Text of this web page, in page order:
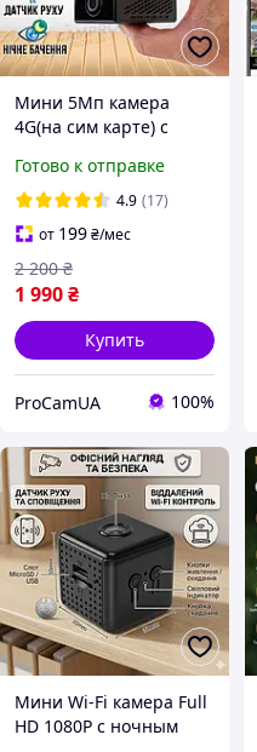
Мини 5Мп камера
4G(на сим карте) с
3000мАч
Готово к отправке
4.9 (17)
от 199₴/мес
1 990₴
2 200 ₴
Купить
ProCamUA 100%
Мини Wi-Fi камера Full
HD 1080P с ночным